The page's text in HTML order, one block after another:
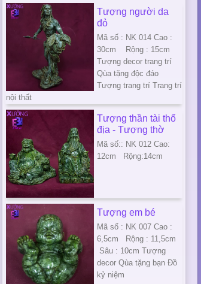
Tượng người da
đỏ
Mã số : NK 014 Cao :
30cm Rộng : 15cm
Tượng decor trang trí
Qùa tặng độc đáo
Tượng trang trí Trang trí
nội thất
Tượng thần tài thổ
địa - Tượng thờ
Mã số:: NK 012 Cao:
12cm Rộng:14cm
Tượng em bé
Mã số : NK 007 Cao :
6,5cm Rộng : 11,5cm
Sâu : 10cm Tượng
decor Qùa tặng bạn Đồ
kỷ niệm